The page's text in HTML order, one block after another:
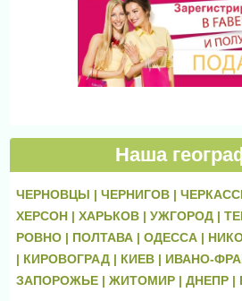
Наша
ЧЕРНОВЦЫ |ЧЕРНИГОВ |
ХЕРСОН |ХАРЬКОВ |УЖГОРОД |
РОВНО | ПОЛТАВА |ОДЕССА |
| КИРОВОГРАД | КИЕВ | ИВАНО-
ЗАПОРОЖЬЕ |ЖИТОМИР |ДНЕПР |